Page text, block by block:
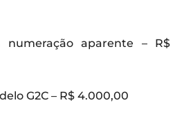
numeração aparente – R$
G2C – R$ 4.000,00